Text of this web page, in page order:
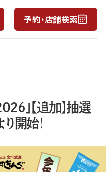
予約・店舗検索
」【追加】抽選
開始！